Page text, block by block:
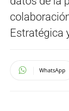
Estratégica
WhatsApp